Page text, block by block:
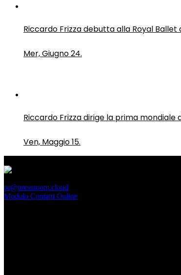
Riccardo Frizza debutta alla Royal Ballet
Mer, Giugno 24.
Riccardo Frizza dirige la prima mondiale
Ven, Maggio 15.
pr@pressroom.cloud
Modulo Contatti Online